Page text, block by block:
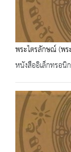
พระไตรลักษณ์ (พ
หนังสืออิเล็กทรอนิ